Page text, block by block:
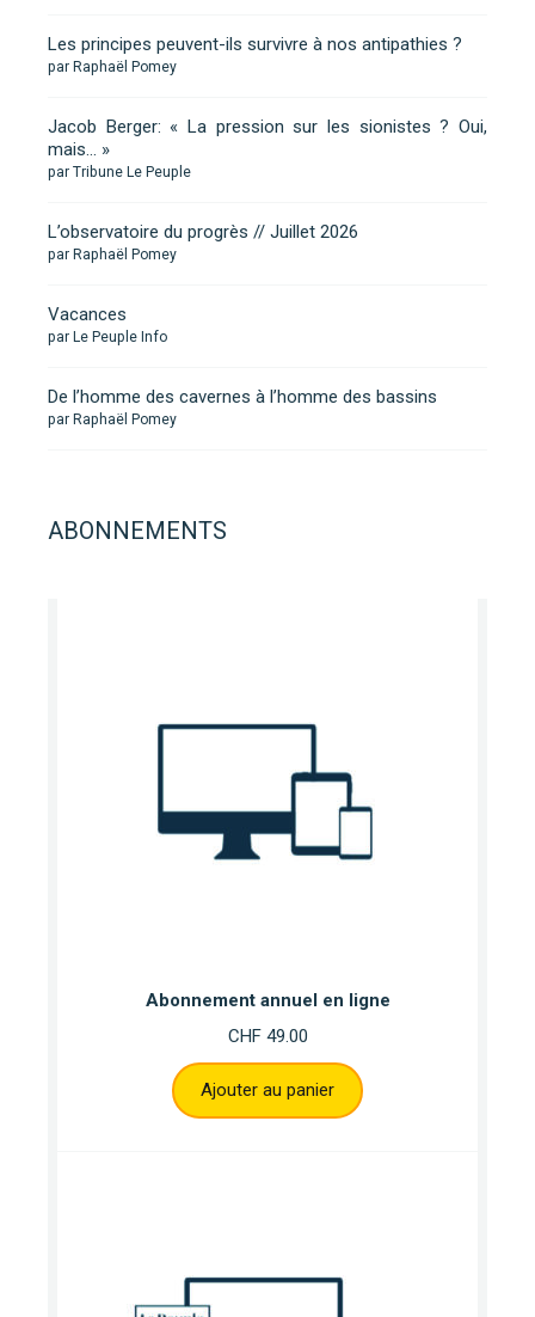
Les principes peuvent-ils survivre à nos antipathies ?
par Raphaël Pomey
Jacob Berger: « La pression sur les sionistes ? Oui,
mais… »
par Tribune Le Peuple
L’observatoire du progrès // Juillet 2026
par Raphaël Pomey
Vacances
par Le Peuple Info
De l’homme des cavernes à l’homme des bassins
par Raphaël Pomey
ABONNEMENTS
Abonnement annuel en ligne
CHF49.00
Ajouter au panier